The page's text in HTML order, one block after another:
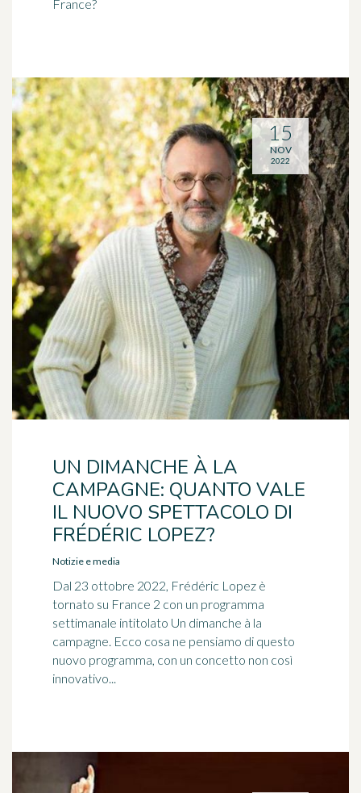
France?
UN DIMANCHE À LA
CAMPAGNE: QUANTO VALE
IL NUOVO SPETTACOLO DI
FRÉDÉRIC LOPEZ?
Notizie e media
Dal 23 ottobre 2022, Frédéric Lopez è
tornato su France 2 con un programma
settimanale intitolato Un dimanche à la
campagne. Ecco cosa ne pensiamo di questo
nuovo programma, con un concetto non così
innovativo...
15
NOV
2022